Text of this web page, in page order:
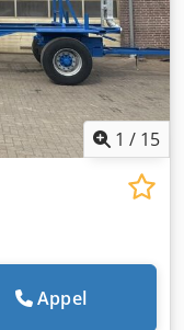
1 / 15
Appel